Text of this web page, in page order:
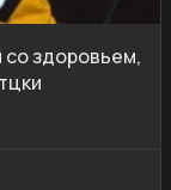
здоровьем,